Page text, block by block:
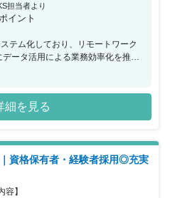
担当者より
イント
テム化しており、リモートワーク
ータ活用による業務効率化を推し
度と少なめ。 転勤がなく、完全
でしょう。 インセンティブ制度が
映される点も大きな魅力です。
細を見る
資格保有者・経験者採用◎充実
容】